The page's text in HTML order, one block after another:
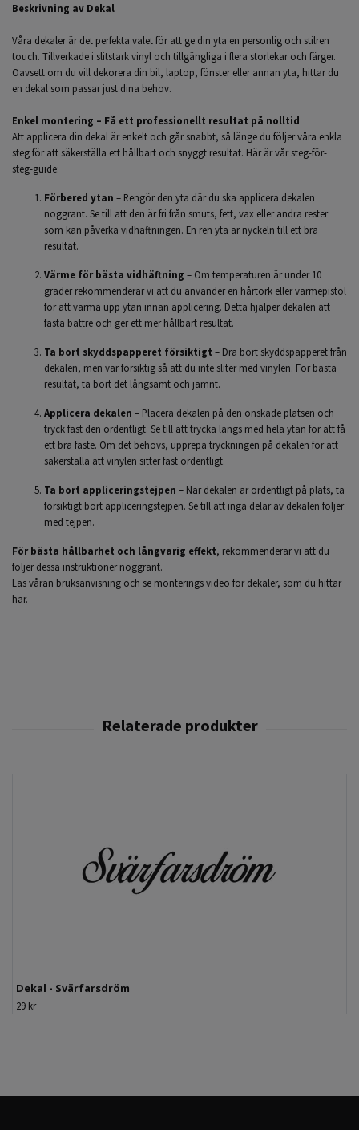
Beskrivning av Dekal
Våra dekaler är det perfekta valet för att ge din yta en personlig och stilren
touch. Tillverkade i slitstark vinyl och tillgängliga i flera storlekar och färger.
Oavsett om du vill dekorera din bil, laptop, fönster eller annan yta, hittar du
en dekal som passar just dina behov.
Enkel montering – Få ett professionellt resultat på nolltid
Att applicera din dekal är enkelt och går snabbt, så länge du följer våra enkla
steg för att säkerställa ett hållbart och snyggt resultat. Här är vår steg-för-
steg-guide:
Förbered ytan – Rengör den yta där du ska applicera dekalen
noggrant. Se till att den är fri från smuts, fett, vax eller andra rester
som kan påverka vidhäftningen. En ren yta är nyckeln till ett bra
resultat.
Värme för bästa vidhäftning – Om temperaturen är under 10
grader rekommenderar vi att du använder en hårtork eller värmepistol
för att värma upp ytan innan applicering. Detta hjälper dekalen att
fästa bättre och ger ett mer hållbart resultat.
Ta bort skyddspapperet försiktigt – Dra bort skyddspapperet från
dekalen, men var försiktig så att du inte sliter med vinylen. För bästa
resultat, ta bort det långsamt och jämnt.
Applicera dekalen – Placera dekalen på den önskade platsen och
tryck fast den ordentligt. Se till att trycka längs med hela ytan för att få
ett bra fäste. Om det behövs, upprepa tryckningen på dekalen för att
säkerställa att vinylen sitter fast ordentligt.
Ta bort appliceringstejpen – När dekalen är ordentligt på plats, ta
försiktigt bort appliceringstejpen. Se till att inga delar av dekalen följer
med tejpen.
För bästa hållbarhet och långvarig effekt, rekommenderar vi att du
följer dessa instruktioner noggrant.
Läs våran bruksanvisning och se monterings video för dekaler, som du hittar
här.
Dekal - Svärfarsdröm
29 kr